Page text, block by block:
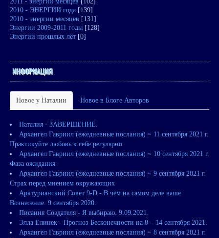
2010 - ЭНЕРГИИ года [139]
2010 - энергии месяцев [131]
Энергии 2009-2011 годы [128]
Энергии прошлых лет [0]
ИНФОРМАЦИЯ
Новое у Наталии Новое в Блоге Авторов
Наталия - ЗАВЕРШЕНИЕ.
Архангел Гавриил (ежедневные послания) ~ 11 сентября 2021 г.
Практикуйте любовь к себе регулярно
Архангел Гавриил (ежедневные послания) ~ 10 сентября 2021 г.
Фаза ожидания
Архангел Гавриил (ежедневные послания) ~ 9 сентября 2021 г.
Страх перед мнением окружающих
Арктурианский Совет 9-D - В чем на самом деле ваше
Вознесение. 9 сентября 2020.
Писания Создателя - Я выбираю. 9.09.2021.
Элла Елинек - Прогноз Бесконечности на 8 – 14 сентября 2021.
Архангел Гавриил (ежедневные послания) ~ 8 сентября 2021 г.